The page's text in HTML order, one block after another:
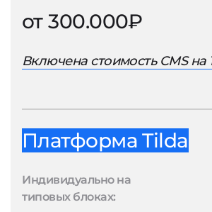
от 300.000₽
Включена стоимость CMS на
Платформа Tilda
Индивидуально на
типовых блоках: